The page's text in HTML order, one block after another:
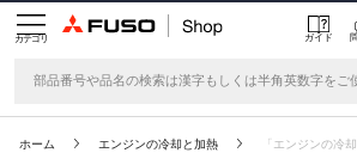
カテゴリ ガイド
ホーム エンジンの冷却と加熱 「エンジンの冷